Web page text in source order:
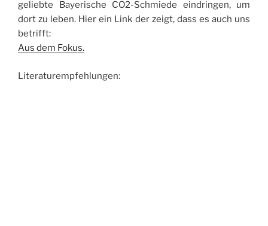
geliebte Bayerische CO2-Schmiede eindringen, um
dort zu leben. Hier ein Link der zeigt, dass es auch uns
betrifft:
Aus dem Fokus.
Literaturempfehlungen: